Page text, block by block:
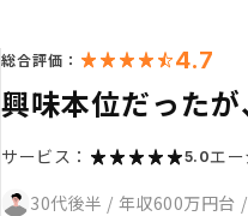
総合評価： 4.7
興味本位だった
サービス： 5.0エー
30代後半 / 年収600万円台 /